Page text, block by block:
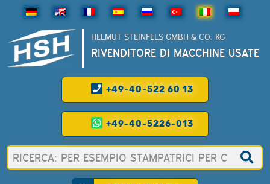
HELMUT STEINFELS GMBH & CO. KG
RIVENDITORE DI MACCHINE USATE
+49-40-522 60 13
+49-40-5226-013